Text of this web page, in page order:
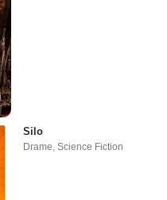
Silo
Drame ,Science Fiction